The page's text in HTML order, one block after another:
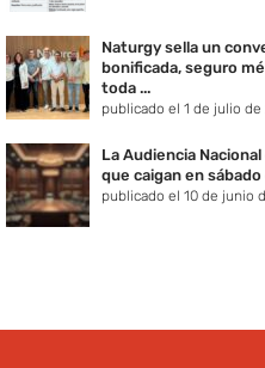
Naturgy sella un
bonificada, seguro
toda ...
publicado el 1 de julio
La Audiencia
que caigan en sábado
publicado el 10 de junio